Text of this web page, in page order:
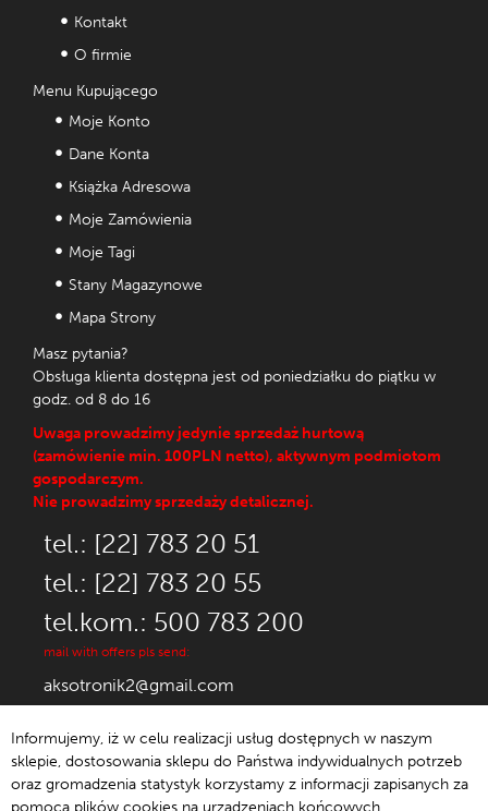
Kontakt
O firmie
Menu Kupującego
Moje Konto
Dane Konta
Książka Adresowa
Moje Zamówienia
Moje Tagi
Stany Magazynowe
Mapa Strony
Masz pytania?
Obsługa klienta dostępna jest od poniedziałku do piątku w
godz. od 8 do 16
Uwaga prowadzimy jedynie sprzedaż hurtową
(zamówienie min. 100PLN netto), aktywnym podmiotom
gospodarczym.
Nie prowadzimy sprzedaży detalicznej.
tel.: [22] 783 20 51
tel.: [22] 783 20 55
tel.kom.: 500 783 200
mail with offers pls send:
aksotronik2@gmail.com
© 1992-2021 Aksotronik.
Informujemy, iż w celu realizacji usług dostępnych w naszym
sklepie, dostosowania sklepu do Państwa indywidualnych potrzeb
oraz gromadzenia statystyk korzystamy z informacji zapisanych za
pomocą plików cookies na urządzeniach końcowych